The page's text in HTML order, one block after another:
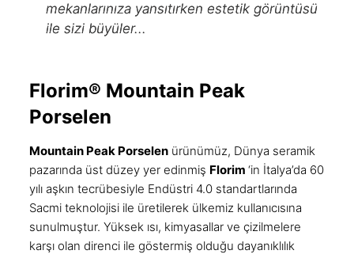
mekanlarınıza yansıtırken estetik görüntüsü
ile sizi büyüler...
Florim® Mountain Peak
Porselen
Mountain Peak Porselenürünümüz, Dünya seramik
pazarında üst düzey yer edinmiş Florim ‘in İtalya’da 60
yılı aşkın tecrübesiyle Endüstri 4.0 standartlarında
Sacmiteknolojisi ile üretilerek ülkemiz kullanıcısına
sunulmuştur. Yüksek ısı, kimyasallar ve çizilmelere
karşı olan direnci ile göstermiş olduğu dayanıklılık